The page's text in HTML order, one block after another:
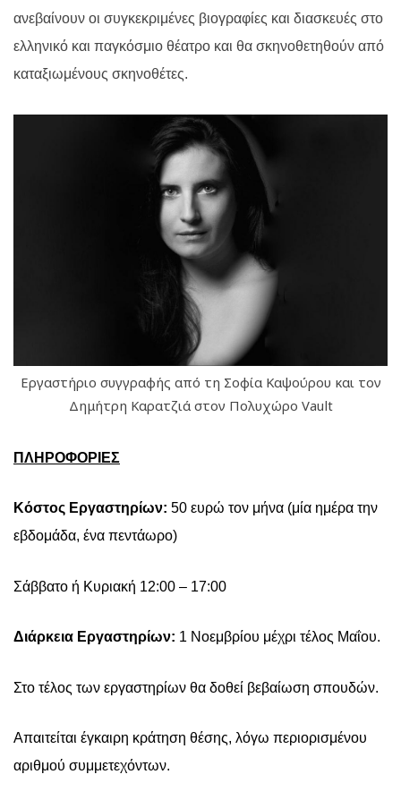
ανεβαίνουν οι συγκεκριμένες βιογραφίες και διασκευές στο
ελληνικό και παγκόσμιο θέατρο και θα σκηνοθετηθούν από
καταξιωμένους σκηνοθέτες.
Εργαστήριο συγγραφής από τη Σοφία Καψούρου και τον
Δημήτρη Καρατζιά στον Πολυχώρο Vault
ΠΛΗΡΟΦΟΡΙΕΣ
Κόστος Εργαστηρίων: 50 ευρώ τον μήνα (μία ημέρα την
εβδομάδα, ένα πεντάωρο)
Σάββατο ή Κυριακή 12:00 – 17:00
Διάρκεια Εργαστηρίων: 1 Νοεμβρίου μέχρι τέλος Μαΐου.
Στο τέλος των εργαστηρίων θα δοθεί βεβαίωση σπουδών.
Απαιτείται έγκαιρη κράτηση θέσης, λόγω περιορισμένου
αριθμού συμμετεχόντων.